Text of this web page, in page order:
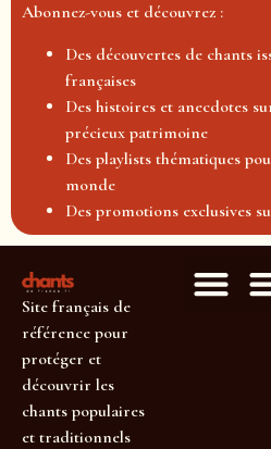
Abonnez-vous et découvrez :
Des découvertes de chants
françaises
Des histoires et anecdotes
précieux patrimoine
Des playlists thématiques
monde
Des promotions exclusives
Site français de
référence pour
protéger et
découvrir les
chants populaires
et traditionnels